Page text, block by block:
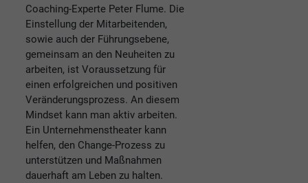
Coaching-Experte Peter Flume. Die
Einstellung der Mitarbeitenden,
sowie auch der Führungsebene,
gemeinsam an den Neuheiten zu
arbeiten, ist Voraussetzung für
einen erfolgreichen und positiven
Veränderungsprozess. An diesem
Mindset kann man aktiv arbeiten.
Ein Unternehmenstheater kann
helfen, den Change-Prozess zu
unterstützen und Maßnahmen
dauerhaft am Leben zu halten.